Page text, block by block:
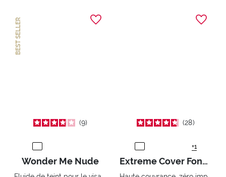
BEST SELLER
9
Wonder Me Nude
28
+1
Extreme Cover Fond de Teint